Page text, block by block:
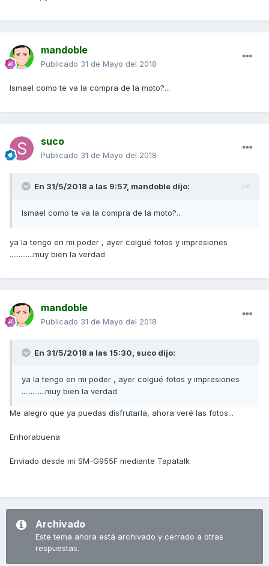
mandoble
Publicado 31 de Mayo del 2018
Ismael como te va la compra de la moto?...
suco
Publicado 31 de Mayo del 2018
En 31/5/2018 a las 9:57, mandoble dijo:
Ismael como te va la compra de la moto?...
ya la tengo en mi poder , ayer colgué fotos y impresiones
.............muy bien la verdad
mandoble
Publicado 31 de Mayo del 2018
En 31/5/2018 a las 15:30, suco dijo:
ya la tengo en mi poder , ayer colgué fotos y impresiones
.............muy bien la verdad
Me alegro que ya puedas disfrutarla, ahora veré las fotos...
Enhorabuena
Enviado desde mi SM-G955F mediante Tapatalk
Archivado
Este tema ahora está archivado y cerrado a otras
respuestas.